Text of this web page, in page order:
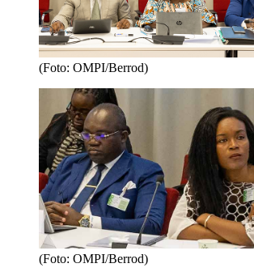
(Foto: OMPI/Berrod)
(Foto: OMPI/Berrod)